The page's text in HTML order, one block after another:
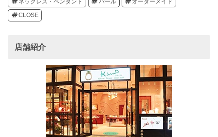
ネックレス・ペンダント パール オーダーメイド
CLOSE
店舗紹介